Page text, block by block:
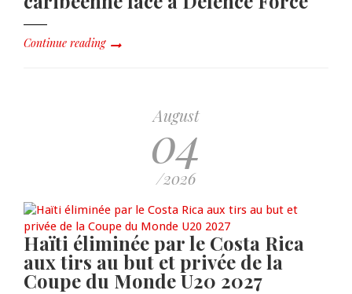
Continue reading
August
04
/2026
Haïti éliminée par le Costa Rica
aux tirs au but et privée de la
Coupe du Monde U20 2027